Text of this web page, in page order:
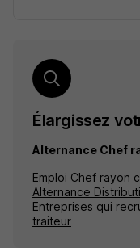
Élargissez
Alternance Chef
Emploi Chef rayon
Alternance
Entreprises qui
traiteur